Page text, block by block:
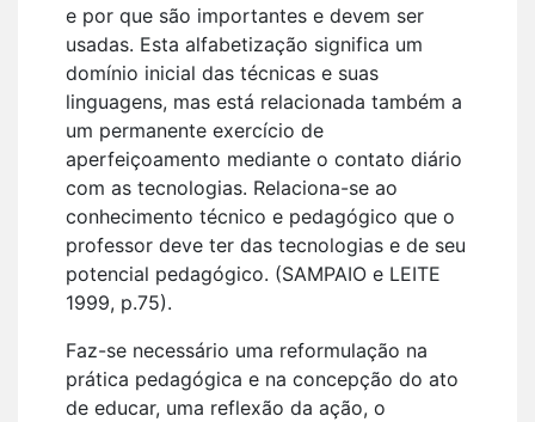
e por que são importantes e devem ser
usadas. Esta alfabetização significa um
domínio inicial das técnicas e suas
linguagens, mas está relacionada também a
um permanente exercício de
aperfeiçoamento mediante o contato diário
com as tecnologias. Relaciona-se ao
conhecimento técnico e pedagógico que o
professor deve ter das tecnologias e de seu
potencial pedagógico. (SAMPAIO e LEITE
1999, p.75).
Faz-se necessário uma reformulação na
prática pedagógica e na concepção do ato
de educar, uma reflexão da ação, o